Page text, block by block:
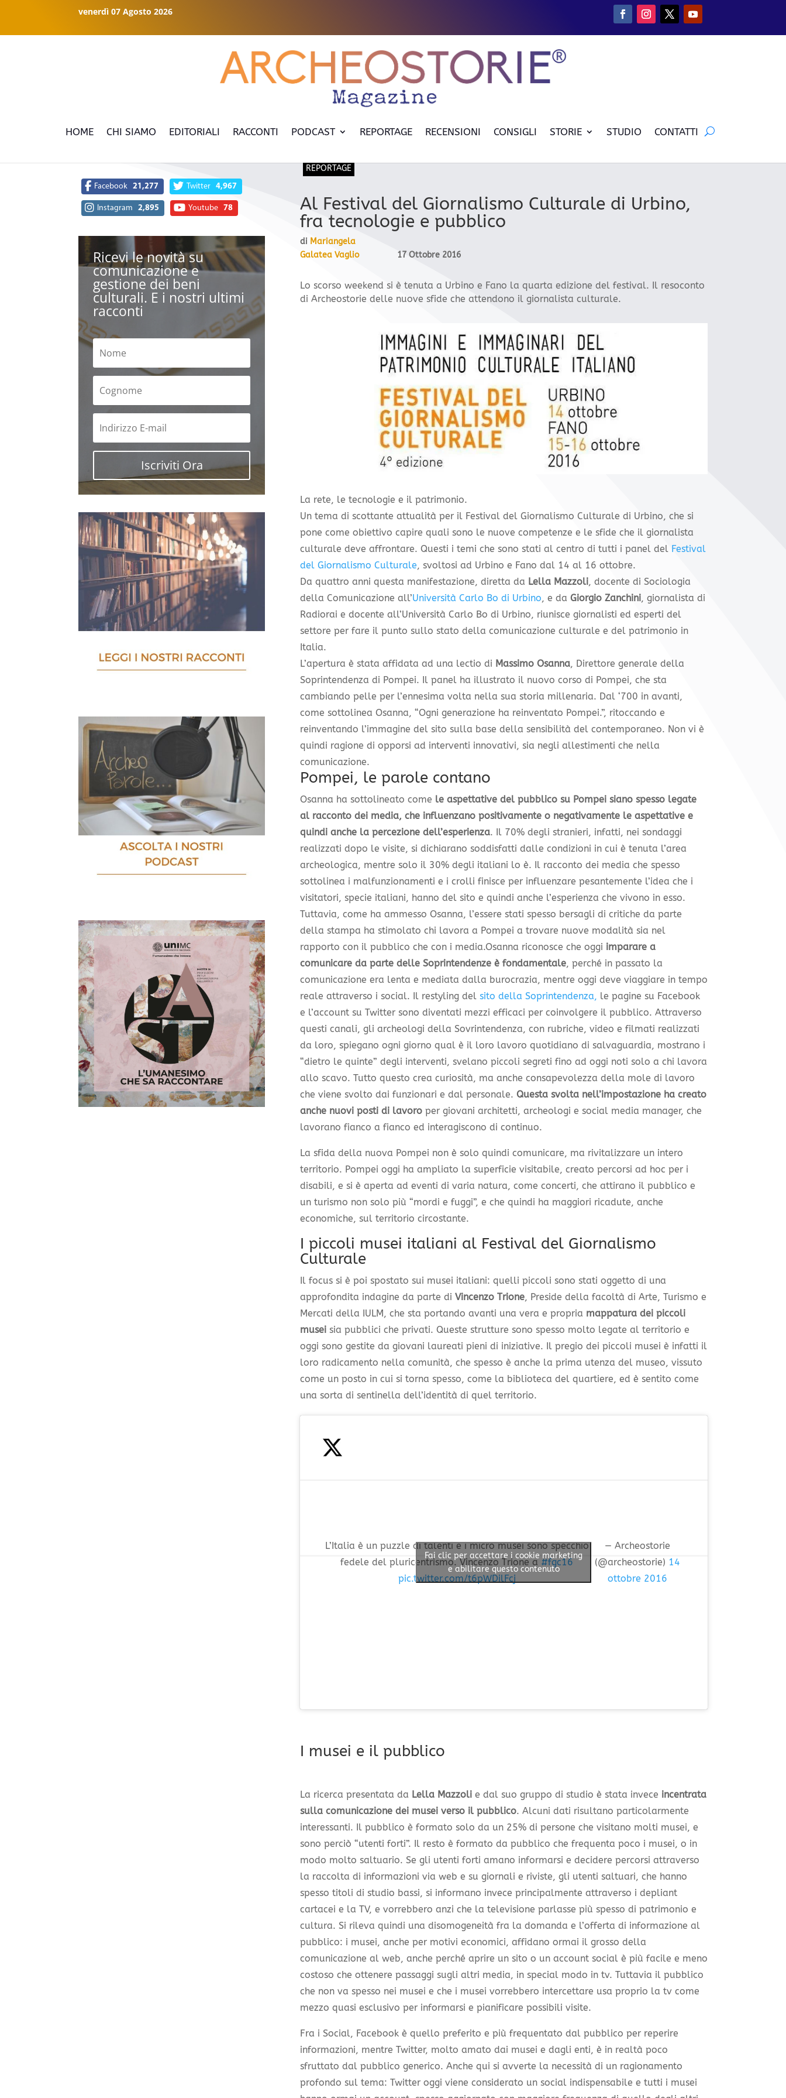
venerdì 07 Agosto 2026
HOME CHI SIAMO EDITORIALI RACCONTI PODCAST REPORTAGE RECENSIONI CONSIGLI STORIE STUDIO CONTATTI
Facebook 21,277 Twitter 4,967
Instagram 2,895 Youtube 78
Ricevi le novità su
comunicazione e
gestione dei beni
culturali. E i nostri ultimi
racconti
Iscriviti Ora
REPORTAGE
Al Festival del Giornalismo Culturale di Urbino,
fra tecnologie e pubblico
di Mariangela
Galatea Vaglio
17 Ottobre 2016
Lo scorso weekend si è tenuta a Urbino e Fano la quarta edizione del festival. Il resoconto
di Archeostorie delle nuove sfide che attendono il giornalista culturale.
La rete, le tecnologie e il patrimonio.
Un tema di scottante attualità per il Festival del Giornalismo Culturale di Urbino, che si
pone come obiettivo capire quali sono le nuove competenze e le sfide che il giornalista
culturale deve affrontare. Questi i temi che sono stati al centro di tutti i panel del Festival
del Giornalismo Culturale, svoltosi ad Urbino e Fano dal 14 al 16 ottobre.
Da quattro anni questa manifestazione, diretta da Lella Mazzoli, docente di Sociologia
della Comunicazione all’Università Carlo Bo di Urbino, e da Giorgio Zanchini, giornalista di
Radiorai e docente all’Università Carlo Bo di Urbino, riunisce giornalisti ed esperti del
settore per fare il punto sullo stato della comunicazione culturale e del patrimonio in
Italia.
L’apertura è stata affidata ad una lectio di Massimo Osanna, Direttore generale della
Soprintendenza di Pompei. Il panel ha illustrato il nuovo corso di Pompei, che sta
cambiando pelle per l’ennesima volta nella sua storia millenaria. Dal ‘700 in avanti,
come sottolinea Osanna, “Ogni generazione ha reinventato Pompei.”, ritoccando e
reinventando l’immagine del sito sulla base della sensibilità del contemporaneo. Non vi è
quindi ragione di opporsi ad interventi innovativi, sia negli allestimenti che nella
comunicazione.
Pompei, le parole contano
Osanna ha sottolineato come le aspettative del pubblico su Pompei siano spesso legate
al racconto dei media, che influenzano positivamente o negativamente le aspettative e
quindi anche la percezione dell’esperienza. Il 70% degli stranieri, infatti, nei sondaggi
realizzati dopo le visite, si dichiarano soddisfatti dalle condizioni in cui è tenuta l’area
archeologica, mentre solo il 30% degli italiani lo è. Il racconto dei media che spesso
sottolinea i malfunzionamenti e i crolli finisce per influenzare pesantemente l’idea che i
visitatori, specie italiani, hanno del sito e quindi anche l’esperienza che vivono in esso.
Tuttavia, come ha ammesso Osanna, l’essere stati spesso bersagli di critiche da parte
della stampa ha stimolato chi lavora a Pompei a trovare nuove modalità sia nel
rapporto con il pubblico che con i media.Osanna riconosce che oggi imparare a
comunicare da parte delle Soprintendenze è fondamentale, perché in passato la
comunicazione era lenta e mediata dalla burocrazia, mentre oggi deve viaggiare in tempo
reale attraverso i social. Il restyling del sito della Soprintendenza, le pagine su Facebook
e l’account su Twitter sono diventati mezzi efficaci per coinvolgere il pubblico. Attraverso
questi canali, gli archeologi della Sovrintendenza, con rubriche, video e filmati realizzati
da loro, spiegano ogni giorno qual è il loro lavoro quotidiano di salvaguardia, mostrano i
“dietro le quinte” degli interventi, svelano piccoli segreti fino ad oggi noti solo a chi lavora
allo scavo. Tutto questo crea curiosità, ma anche consapevolezza della mole di lavoro
che viene svolto dai funzionari e dal personale. Questa svolta nell’impostazione ha creato
anche nuovi posti di lavoroper giovani architetti, archeologi e social media manager, che
lavorano fianco a fianco ed interagiscono di continuo.
La sfida della nuova Pompei non è solo quindi comunicare, ma rivitalizzare un intero
territorio. Pompei oggi ha ampliato la superficie visitabile, creato percorsi ad hoc per i
disabili, e si è aperta ad eventi di varia natura, come concerti, che attirano il pubblico e
un turismo non solo più “mordi e fuggi”, e che quindi ha maggiori ricadute, anche
economiche, sul territorio circostante.
I piccoli musei italiani al Festival del Giornalismo
Culturale
Il focus si è poi spostato sui musei italiani: quelli piccoli sono stati oggetto di una
approfondita indagine da parte di Vincenzo Trione, Preside della facoltà di Arte, Turismo e
Mercati della IULM, che sta portando avanti una vera e propria mappatura dei piccoli
museisia pubblici che privati. Queste strutture sono spesso molto legate al territorio e
oggi sono gestite da giovani laureati pieni di iniziative. Il pregio dei piccoli musei è infatti il
loro radicamento nella comunità, che spesso è anche la prima utenza del museo, vissuto
come un posto in cui si torna spesso, come la biblioteca del quartiere, ed è sentito come
una sorta di sentinella dell’identità di quel territorio.
L’Italia è un puzzle di talenti e i micro musei sono specchio
fedele del pluricentrismo. Vincenzo Trione a #fgc16
pic.twitter.com/t6pWDilFcj
— Archeostorie
(@archeostorie) 14
ottobre 2016
Fai clic per accettare i cookie marketing
e abilitare questo contenuto
I musei e il pubblico
La ricerca presentata da Lella Mazzoli e dal suo gruppo di studio è stata invece incentrata
sulla comunicazione dei musei verso il pubblico. Alcuni dati risultano particolarmente
interessanti. Il pubblico è formato solo da un 25% di persone che visitano molti musei, e
sono perciò “utenti forti”. Il resto è formato da pubblico che frequenta poco i musei, o in
modo molto saltuario. Se gli utenti forti amano informarsi e decidere percorsi attraverso
la raccolta di informazioni via web e su giornali e riviste, gli utenti saltuari, che hanno
spesso titoli di studio bassi, si informano invece principalmente attraverso i depliant
cartacei e la TV, e vorrebbero anzi che la televisione parlasse più spesso di patrimonio e
cultura. Si rileva quindi una disomogeneità fra la domanda e l’offerta di informazione al
pubblico: i musei, anche per motivi economici, affidano ormai il grosso della
comunicazione al web, anche perché aprire un sito o un account social è più facile e meno
costoso che ottenere passaggi sugli altri media, in special modo in tv. Tuttavia il pubblico
che non va spesso nei musei e che i musei vorrebbero intercettare usa proprio la tv come
mezzo quasi esclusivo per informarsi e pianificare possibili visite.
Fra i Social, Facebook è quello preferito e più frequentato dal pubblico per reperire
informazioni, mentre Twitter, molto amato dai musei e dagli enti, è in realtà poco
sfruttato dal pubblico generico. Anche qui si avverte la necessità di un ragionamento
profondo sul tema: Twitter oggi viene considerato un social indispensabile e tutti i musei